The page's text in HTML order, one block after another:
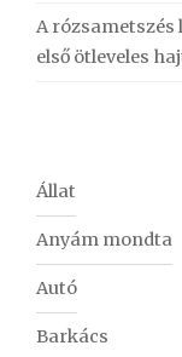
A
első ötleveles
Állat
Anyám mondta
Autó
Barkács